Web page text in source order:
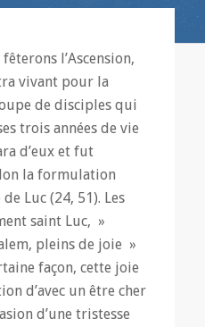
l’Ascension,
vivant pour la
de disciples qui
trois années de vie
d’eux et fut
la formulation
Luc (24, 51). Les
saint Luc, »
pleins de joie »
façon, cette joie
d’avec un être cher
d’une tristesse